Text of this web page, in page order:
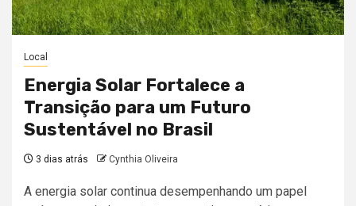
Local
Energia Solar Fortalece a
Transição para um Futuro
Sustentável no Brasil
3 dias atrás Cynthia Oliveira
A energia solar continua desempenhando um papel